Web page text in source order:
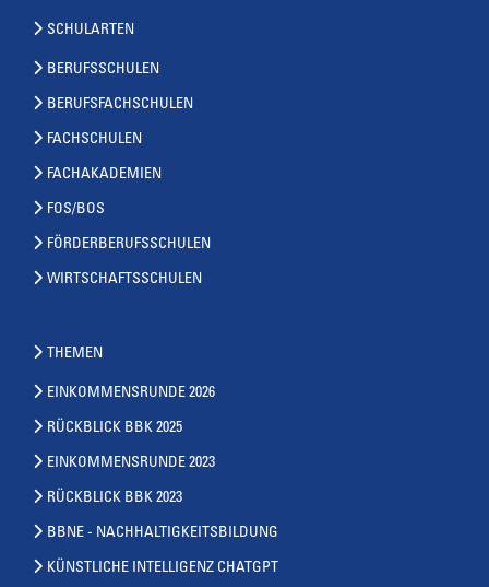
SCHULARTEN
BERUFSSCHULEN
BERUFSFACHSCHULEN
FACHSCHULEN
FACHAKADEMIEN
FOS/BOS
FÖRDERBERUFSSCHULEN
WIRTSCHAFTSSCHULEN
THEMEN
EINKOMMENSRUNDE 2026
RÜCKBLICK BBK 2025
EINKOMMENSRUNDE 2023
RÜCKBLICK BBK 2023
BBNE - NACHHALTIGKEITSBILDUNG
KÜNSTLICHE INTELLIGENZ CHATGPT